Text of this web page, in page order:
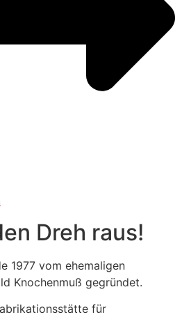
Dreh raus!
1977 vom ehemaligen
Knochenmuß gegründet.
für